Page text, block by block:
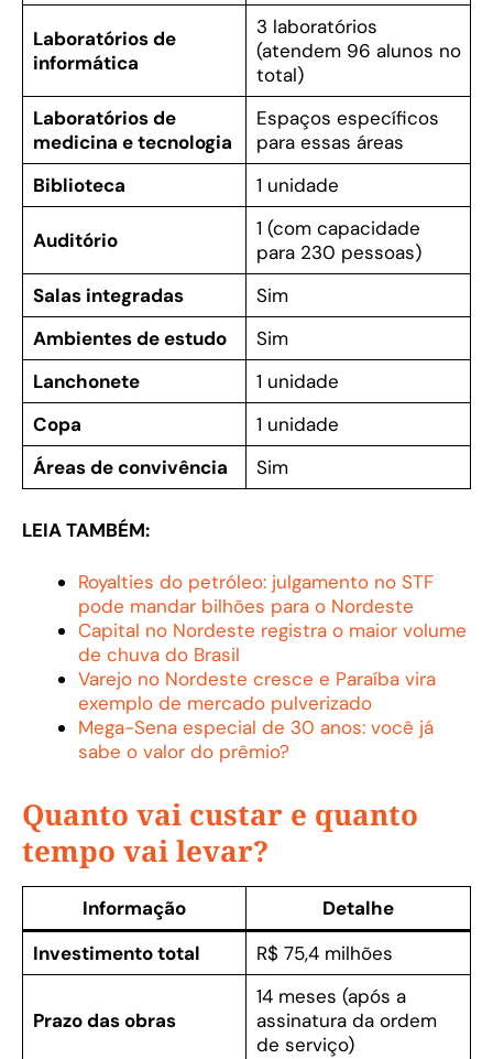
Laboratórios de
informática
3 laboratórios
(atendem 96 alunos no
total)
Laboratórios de
medicina e tecnologia
Espaços específicos
para essas áreas
Biblioteca
1 unidade
Auditório
1 (com capacidade
para 230 pessoas)
Salas integradas
Sim
Ambientes de estudo
Sim
Lanchonete
1 unidade
Copa
1 unidade
Áreas de convivência
Sim
LEIA TAMBÉM:
Royalties do petróleo: julgamento no STF
pode mandar bilhões para o Nordeste
Capital no Nordeste registra o maior volume
de chuva do Brasil
Varejo no Nordeste cresce e Paraíba vira
exemplo de mercado pulverizado
Mega-Sena especial de 30 anos: você já
sabe o valor do prêmio?
Quanto vai custar e quanto
tempo vai levar?
Informação
Detalhe
Investimento total
R$ 75,4 milhões
Prazo das obras
14 meses (após a
assinatura da ordem
de serviço)